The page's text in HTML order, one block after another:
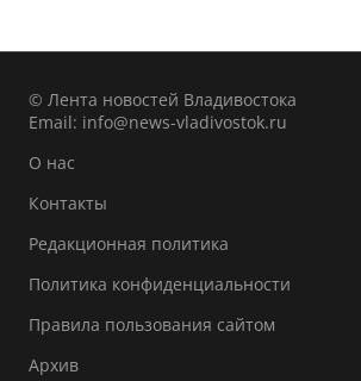
© Лента новостей Владивостока
Email: info@news-vladivostok.ru
О нас
Контакты
Редакционная политика
Политика конфиденциальности
Правила пользования сайтом
Архив